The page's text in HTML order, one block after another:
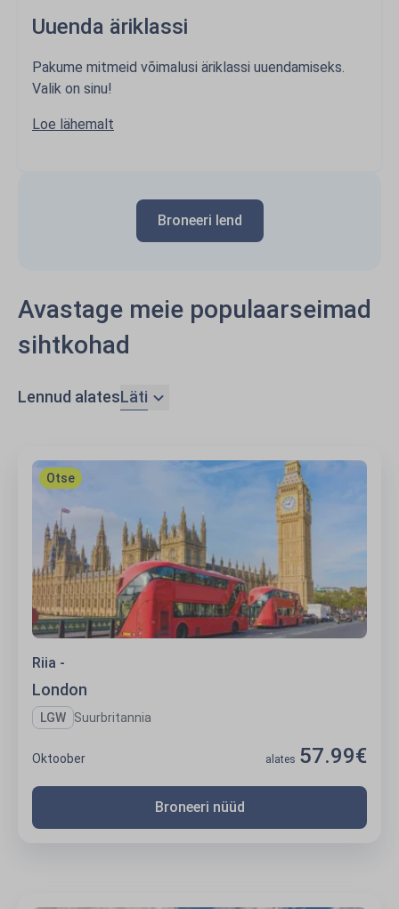
Uuenda äriklassi
Pakume mitmeid võimalusi äriklassi uuendamiseks.
Valik on sinu!
Loe lähemalt
Broneeri lend
Avastage meie populaarseimad
sihtkohad
Lennud alatesLäti
London
Otse
Riia -
London
LGW Suurbritannia
Oktoober alates 57.99€
Broneeri nüüd